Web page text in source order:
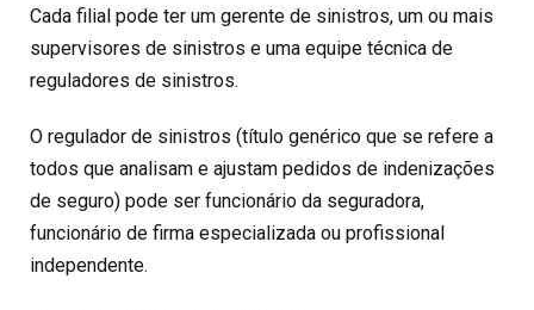
Cada filial pode ter um gerente de sinistros, um ou mais
supervisores de sinistros e uma equipe técnica de
reguladores de sinistros.
O regulador de sinistros (título genérico que se refere a
todos que analisam e ajustam pedidos de indenizações
de seguro) pode ser funcionário da seguradora,
funcionário de firma especializada ou profissional
independente.